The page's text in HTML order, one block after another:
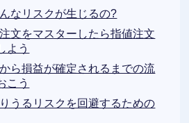
なリスクが生じるの?
文をマスターしたら指値注文
よう
ら損益が確定されるまでの流
こう
うるリスクを回避するための